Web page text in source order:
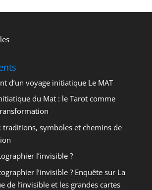
d’un voyage initiatique Le MAT
du Mat : le Tarot comme
traditions, symboles et chemins de
l’invisible ?
l’invisible ? Enquête sur La
de l’invisible et les grandes cartes